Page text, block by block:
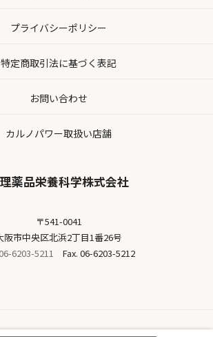
薬品栄養科学株式会社
〒541-0041
阪市中央区北浜2丁目1番26号
6203-5211 Fax. 06-6203-5212
プライバシーポリシー
特定商取引法に基づく表記
お問い合わせ
カルノパワー取扱い店舗